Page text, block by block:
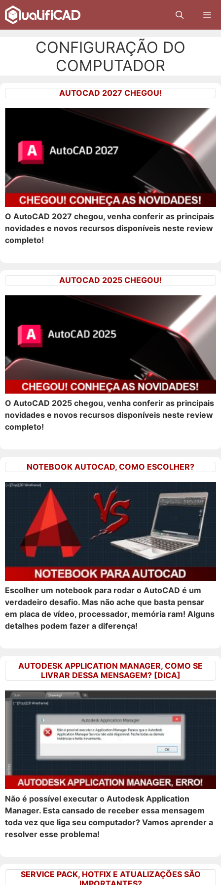
Pular
para
o
conteúdoCONFIGURAÇÃO DO
COMPUTADOR
AUTOCAD 2027 CHEGOU!
O AutoCAD 2027 chegou, venha conferir as principais
novidades e novos recursos disponíveis neste review
completo!
AUTOCAD 2025 CHEGOU!
O AutoCAD 2025 chegou, venha conferir as principais
novidades e novos recursos disponíveis neste review
completo!
NOTEBOOK AUTOCAD, COMO ESCOLHER?
Escolher um notebook para rodar o AutoCAD é um
verdadeiro desafio. Mas não ache que basta pensar
em placa de vídeo, processador, memória ram! Alguns
detalhes podem fazer a diferença!
AUTODESK APPLICATION MANAGER, COMO SE
LIVRAR DESSA MENSAGEM? [DICA]
Não é possível executar o Autodesk Application
Manager. Esta cansado de receber essa mensagem
toda vez que liga seu computador? Vamos aprender a
resolver esse problema!
SERVICE PACK, HOTFIX E ATUALIZAÇÕES SÃO